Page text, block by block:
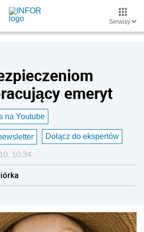
Serwisy
emeryt
na Youtube
Dołącz do ekspertów
10:34